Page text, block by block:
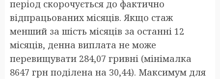
період скорочується до фактично
відпрацьованих місяців. Якщо стаж
менший за шість місяців за останні 12
місяців, денна виплата не може
перевищувати 284,07 гривні (мінімалка
8647 грн поділена на 30,44). Максимум для